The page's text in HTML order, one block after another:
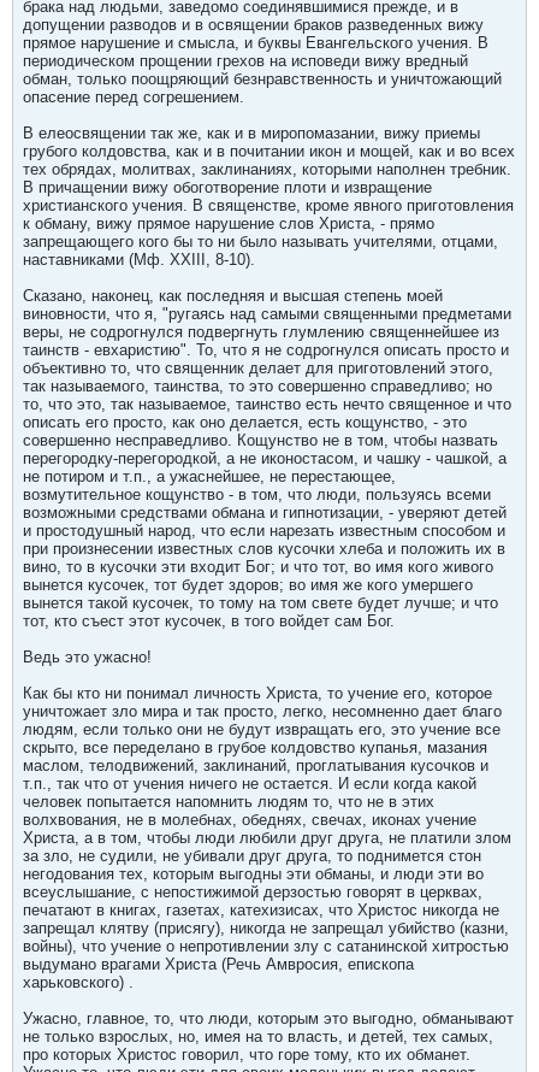
брака над людьми, заведомо соединявшимися прежде, и в
допущении разводов и в освящении браков разведенных вижу
прямое нарушение и смысла, и буквы Евангельского учения. В
периодическом прощении грехов на исповеди вижу вредный
обман, только поощряющий безнравственность и уничтожающий
опасение перед согрешением.
В елеосвящении так же, как и в миропомазании, вижу приемы
грубого колдовства, как и в почитании икон и мощей, как и во всех
тех обрядах, молитвах, заклинаниях, которыми наполнен требник.
В причащении вижу обоготворение плоти и извращение
христианского учения. В священстве, кроме явного приготовления
к обману, вижу прямое нарушение слов Христа, - прямо
запрещающего кого бы то ни было называть учителями, отцами,
наставниками (Мф. XXIII, 8-10).
Сказано, наконец, как последняя и высшая степень моей
виновности, что я, "ругаясь над самыми священными предметами
веры, не содрогнулся подвергнуть глумлению священнейшее из
таинств - евхаристию". То, что я не содрогнулся описать просто и
объективно то, что священник делает для приготовлений этого,
так называемого, таинства, то это совершенно справедливо; но
то, что это, так называемое, таинство есть нечто священное и что
описать его просто, как оно делается, есть кощунство, - это
совершенно несправедливо. Кощунство не в том, чтобы назвать
перегородку-перегородкой, а не иконостасом, и чашку - чашкой, а
не потиром и т.п., а ужаснейшее, не перестающее,
возмутительное кощунство - в том, что люди, пользуясь всеми
возможными средствами обмана и гипнотизации, - уверяют детей
и простодушный народ, что если нарезать известным способом и
при произнесении известных слов кусочки хлеба и положить их в
вино, то в кусочки эти входит Бог; и что тот, во имя кого живого
вынется кусочек, тот будет здоров; во имя же кого умершего
вынется такой кусочек, то тому на том свете будет лучше; и что
тот, кто съест этот кусочек, в того войдет сам Бог.
Ведь это ужасно!
Как бы кто ни понимал личность Христа, то учение его, которое
уничтожает зло мира и так просто, легко, несомненно дает благо
людям, если только они не будут извращать его, это учение все
скрыто, все переделано в грубое колдовство купанья, мазания
маслом, телодвижений, заклинаний, проглатывания кусочков и
т.п., так что от учения ничего не остается. И если когда какой
человек попытается напомнить людям то, что не в этих
волхвования, не в молебнах, обеднях, свечах, иконах учение
Христа, а в том, чтобы люди любили друг друга, не платили злом
за зло, не судили, не убивали друг друга, то поднимется стон
негодования тех, которым выгодны эти обманы, и люди эти во
всеуслышание, с непостижимой дерзостью говорят в церквах,
печатают в книгах, газетах, катехизисах, что Христос никогда не
запрещал клятву (присягу), никогда не запрещал убийство (казни,
войны), что учение о непротивлении злу с сатанинской хитростью
выдумано врагами Христа (Речь Амвросия, епископа
харьковского) .
Ужасно, главное, то, что люди, которым это выгодно, обманывают
не только взрослых, но, имея на то власть, и детей, тех самых,
про которых Христос говорил, что горе тому, кто их обманет.